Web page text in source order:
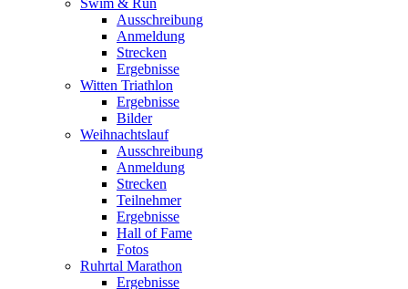
Swim & Run
Ausschreibung
Anmeldung
Strecken
Ergebnisse
Witten Triathlon
Ergebnisse
Bilder
Weihnachtslauf
Ausschreibung
Anmeldung
Strecken
Teilnehmer
Ergebnisse
Hall of Fame
Fotos
Ruhrtal Marathon
Ergebnisse